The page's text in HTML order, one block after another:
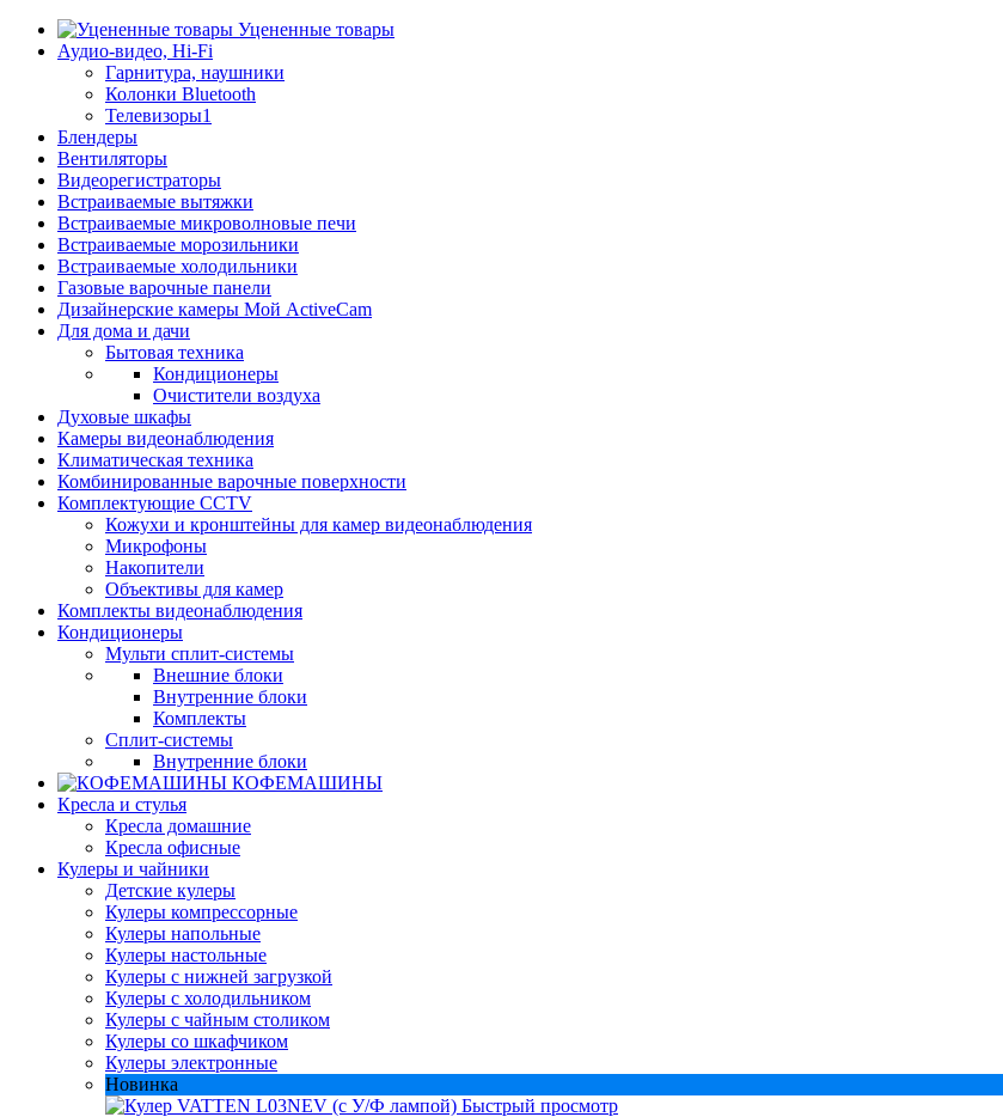
Уцененные товары
Аудио-видео, Hi-Fi
Гарнитура, наушники
Колонки Bluetooth
Телевизоры1
Блендеры
Вентиляторы
Видеорегистраторы
Встраиваемые вытяжки
Встраиваемые микроволновые печи
Встраиваемые морозильники
Встраиваемые холодильники
Газовые варочные панели
Дизайнерские камеры Мой ActiveCam
Для дома и дачи
Бытовая техника
Кондиционеры
Очистители воздуха
Духовые шкафы
Камеры видеонаблюдения
Климатическая техника
Комбинированные варочные поверхности
Комплектующие CCTV
Кожухи и кронштейны для камер видеонаблюдения
Микрофоны
Накопители
Объективы для камер
Комплекты видеонаблюдения
Кондиционеры
Мульти сплит-системы
Внешние блоки
Внутренние блоки
Комплекты
Сплит-системы
Внутренние блоки
КОФЕМАШИНЫ
Кресла и стулья
Кресла домашние
Кресла офисные
Кулеры и чайники
Детские кулеры
Кулеры компрессорные
Кулеры напольные
Кулеры настольные
Кулеры с нижней загрузкой
Кулеры с холодильником
Кулеры с чайным столиком
Кулеры со шкафчиком
Кулеры электронные
Новинка
Быстрый просмотр